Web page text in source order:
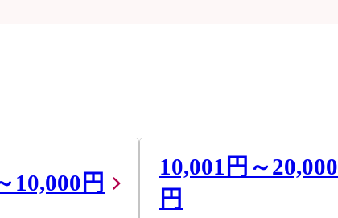
10,000円
10,001円～20,000
円